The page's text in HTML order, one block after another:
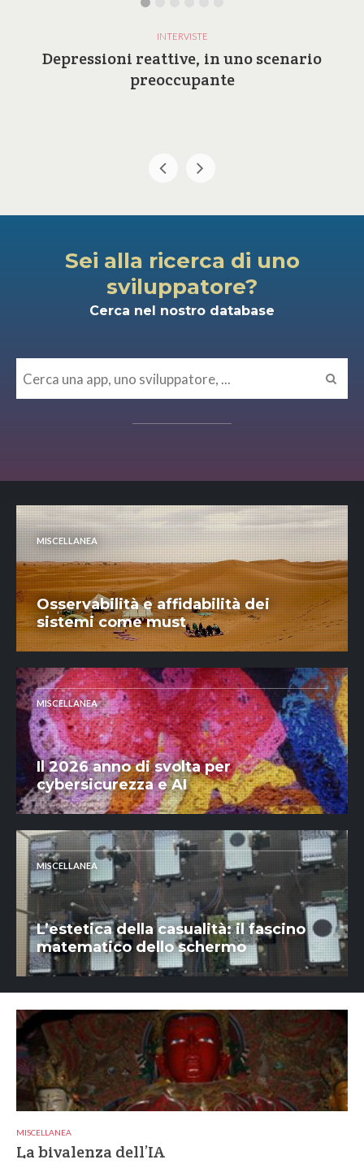
INTERVISTE
Depressioni reattive, in uno scenario
preoccupante
Sei alla ricerca di uno
sviluppatore?
Cerca nel nostro database
MISCELLANEA
Osservabilità e affidabilità dei
sistemi come must
MISCELLANEA
Il 2026 anno di svolta per
cybersicurezza e AI
MISCELLANEA
L’estetica della casualità: il fascino
matematico dello schermo
MISCELLANEA
La bivalenza dell’IA